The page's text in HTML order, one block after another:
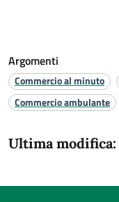
Argomenti
Commercio al minuto
Commercio ambulante
Ultima modifica: